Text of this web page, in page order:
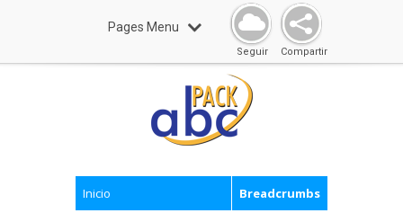
Pages Menu
Compartir
Seguir
Inicio Breadcrumbs